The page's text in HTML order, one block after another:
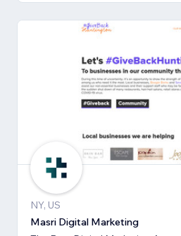
NY, US
Masri Digital Marketing